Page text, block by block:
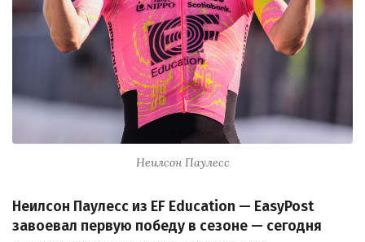
Неилсон Паулесс
Неилсон Паулесс из EF Education — EasyPost
завоевал первую победу в сезоне — сегодня